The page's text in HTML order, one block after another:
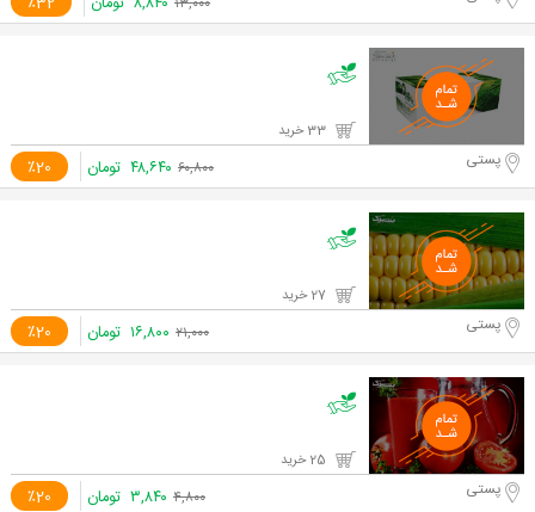
٪20 پستی ۶۰,۸۰۰ ۴۸,۶۴۰ تومان
٪20 پستی ۲۱,۰۰۰ ۱۶,۸۰۰ تومان
٪20 پستی ۴,۸۰۰ ۳,۸۴۰ تومان